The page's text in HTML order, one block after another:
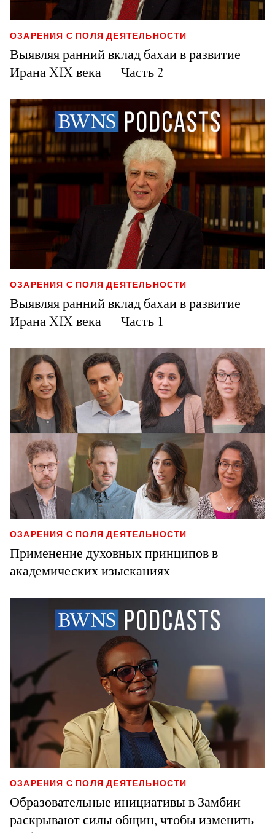
ОЗАРЕНИЯ С ПОЛЯ ДЕЯТЕЛЬНОСТИ
Выявляя ранний вклад бахаи в развитие
Ирана XIX века — Часть 2
ОЗАРЕНИЯ С ПОЛЯ ДЕЯТЕЛЬНОСТИ
Выявляя ранний вклад бахаи в развитие
Ирана XIX века — Часть 1
ОЗАРЕНИЯ С ПОЛЯ ДЕЯТЕЛЬНОСТИ
Применение духовных принципов в
академических изысканиях
ОЗАРЕНИЯ С ПОЛЯ ДЕЯТЕЛЬНОСТИ
Образовательные инициативы в Замбии
раскрывают силы общин, чтобы изменить